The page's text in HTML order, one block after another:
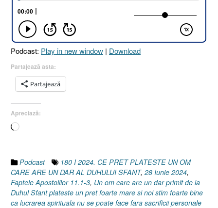
UN
CARE
ARE
UN
DAR
AL
DUHULUI
[Faptele
Apostolilor
Iunie
2024”
Podcast: Play in new window | Download
Partajează asta:
Partajează
Apreciază:
Încarc...
Podcast
180 I 2024. CE PRET PLATESTE UN OM
CARE ARE UN DAR AL DUHULUI SFANT, 28 Iunie 2024,
Faptele Apostolilor 11.1-3, Un om care are un dar primit de la
Duhul Sfant plateste un pret foarte mare si noi stim foarte bine
ca lucrarea spirituala nu se poate face fara sacrificii personale